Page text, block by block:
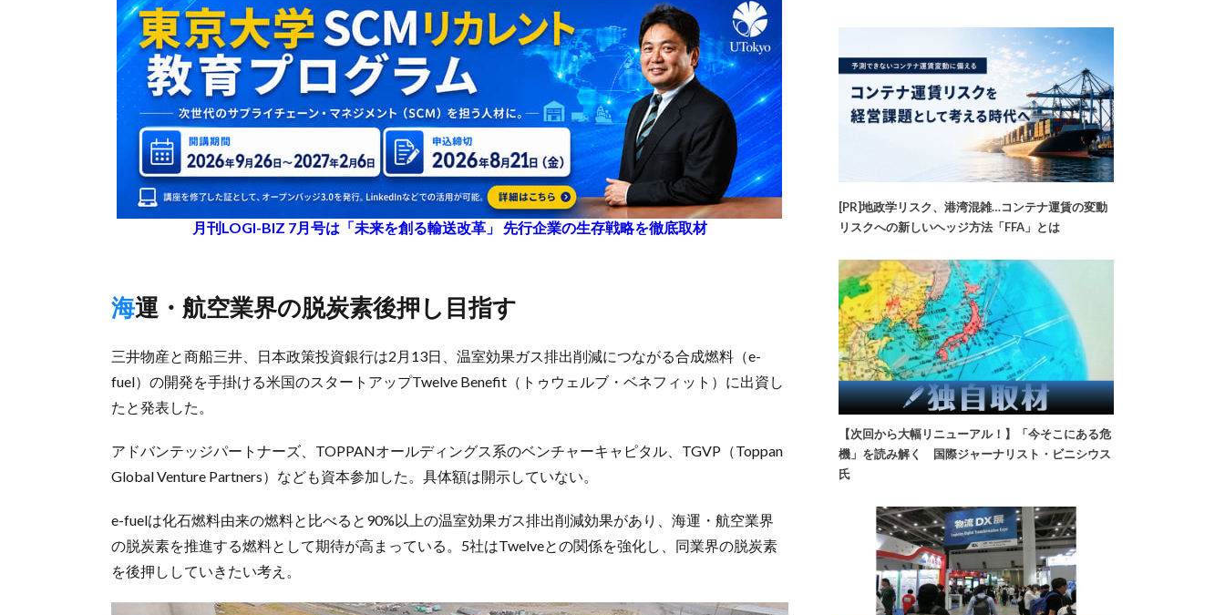
月刊LOGI-BIZ 7月号は「未来を創る輸送改革」 先行企業の生存戦略を徹底取材
海運・航空業界の脱炭素後押し目指す
三井物産と商船三井、日本政策投資銀行は2月13日、温室効果ガス排出削減につながる合成燃料（e-
fuel）の開発を手掛ける米国のスタートアップTwelve Benefit（トゥウェルブ・ベネフィット）に出資し
たと発表した。
アドバンテッジパートナーズ、TOPPANオールディングス系のベンチャーキャピタル、TGVP（Toppan
Global Venture Partners）なども資本参加した。具体額は開示していない。
e-fuelは化石燃料由来の燃料と比べると90%以上の温室効果ガス排出削減効果があり、海運・航空業界
の脱炭素を推進する燃料として期待が高まっている。5社はTwelveとの関係を強化し、同業界の脱炭素
を後押ししていきたい考え。
[PR]地政学リスク、港湾混雑…コンテナ運賃の変動
リスクへの新しいヘッジ方法「FFA」とは
【次回から大幅リニューアル！】「今そこにある危
機」を読み解く 国際ジャーナリスト・ビニシウス
氏